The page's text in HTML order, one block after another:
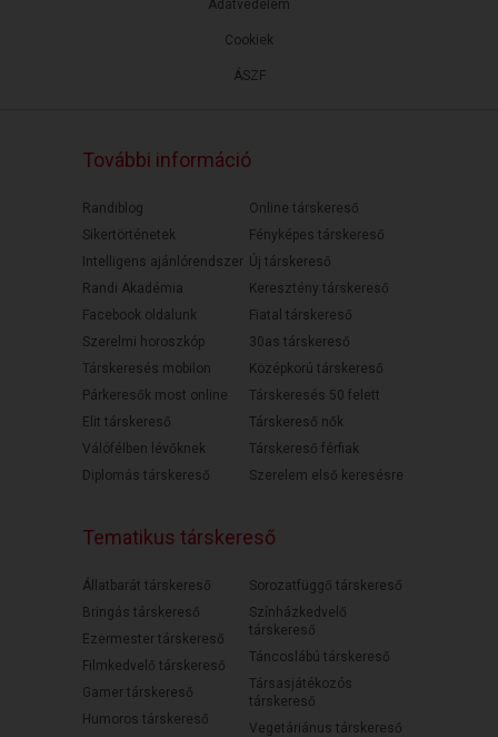
ÁSZF
Adatvédelem
Cookiek
További információ
Randiblog
Sikertörténetek
Intelligens ajánlórendszer
Randi Akadémia
Facebook oldalunk
Szerelmi horoszkóp
Társkeresés mobilon
Párkeresők most online
Elit társkereső
Válófélben lévőknek
Diplomás társkereső
Online társkereső
Fényképes társkereső
Új társkereső
Keresztény társkereső
Fiatal társkereső
30as társkereső
Középkorú társkereső
Társkeresés 50 felett
Társkereső nők
Társkereső férfiak
Szerelem első keresésre
Tematikus társkereső
Állatbarát társkereső
Bringás társkereső
Ezermester társkereső
Filmkedvelő társkereső
Gamer társkereső
Humoros társkereső
Sorozatfüggő társkereső
Színházkedvelő
társkereső
Táncoslábú társkereső
Társasjátékozós
társkereső
Vegetáriánus társkereső